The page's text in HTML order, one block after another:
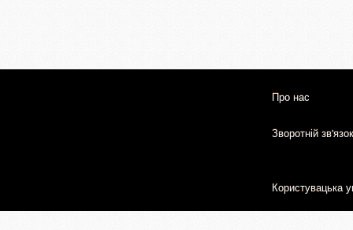
Про нас
Зворотній зв'язок
Користувацька